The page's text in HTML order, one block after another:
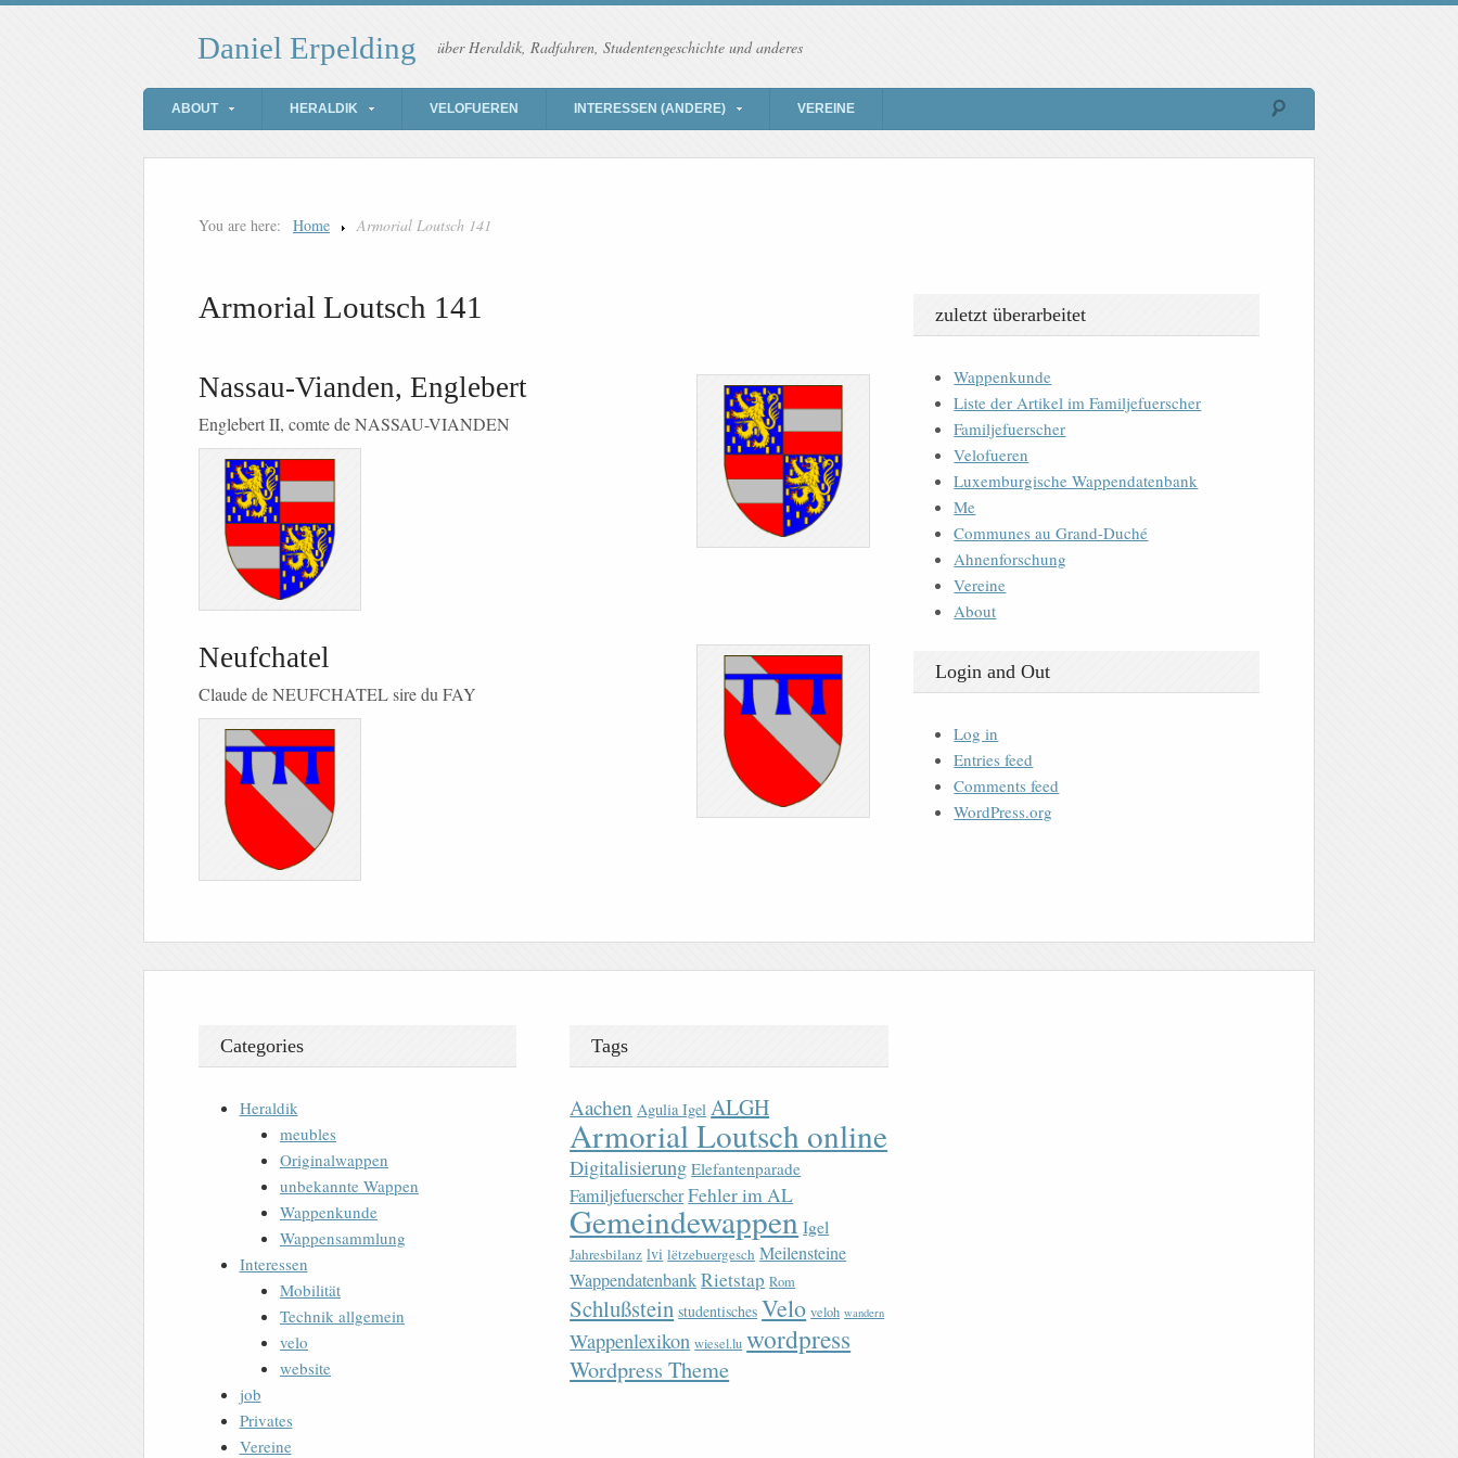
Daniel Erpelding über Heraldik, Radfahren, Studentengeschichte und anderes
ABOUT HERALDIK VELOFUEREN INTERESSEN (ANDERE) VEREINE
You are here: Home Armorial Loutsch 141
Armorial Loutsch 141
Nassau-Vianden, Englebert
Englebert II, comte de NASSAU-VIANDEN
Neufchatel
Claude de NEUFCHATEL sire du FAY
zuletzt überarbeitet
Wappenkunde
Liste der Artikel im Familjefuerscher
Familjefuerscher
Velofueren
Luxemburgische Wappendatenbank
Me
Communes au Grand-Duché
Ahnenforschung
Vereine
About
Login and Out
Log in
Entries feed
Comments feed
WordPress.org
Categories
Heraldik
meubles
Originalwappen
unbekannte Wappen
Wappenkunde
Wappensammlung
Interessen
Mobilität
Technik allgemein
velo
website
job
Privates
Vereine
Tags
Aachen Agulia Igel ALGH
Armorial Loutsch online
Digitalisierung Elefantenparade
FamiljefuerscherFehler im AL
Gemeindewappen Igel
Jahresbilanz lvi lëtzebuergesch Meilensteine
WappendatenbankRietstap Rom
Schlußstein studentisches Velo veloh wandern
Wappenlexikon wiesel.lu wordpress
Wordpress Theme